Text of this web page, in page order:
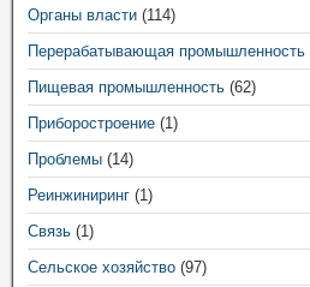
Органы власти (114)
Перерабатывающая промышленность
Пищевая промышленность (62)
Приборостроение (1)
Проблемы (14)
Реинжиниринг (1)
Связь (1)
Сельское хозяйство (97)